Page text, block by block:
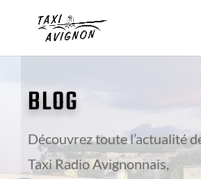
BLOG
Découvrez toute l’actualité
Taxi Radio Avignonnais,